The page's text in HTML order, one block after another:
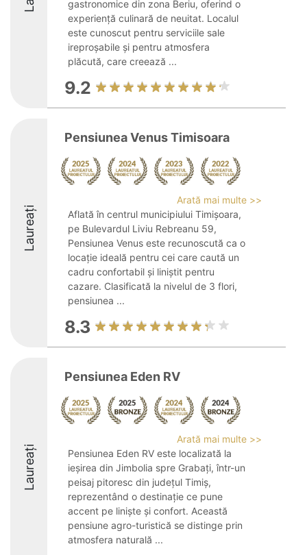
gastronomice din zona Beriu, oferind o
experiență culinară de neuitat. Localul
este cunoscut pentru serviciile sale
ireproșabile și pentru atmosfera
plăcută, care creează ...
9.2
Laureați
Pensiunea Venus Timisoara
Arată mai multe >>
Aflată în centrul municipiului Timișoara,
pe Bulevardul Liviu Rebreanu 59,
Pensiunea Venus este recunoscută ca o
locație ideală pentru cei care caută un
cadru confortabil și liniștit pentru
cazare. Clasificată la nivelul de 3 flori,
pensiunea ...
8.3
Laureați
Pensiunea Eden RV
Arată mai multe >>
Pensiunea Eden RV este localizată la
ieșirea din Jimbolia spre Grabați, într-un
peisaj pitoresc din județul Timiș,
reprezentând o destinație ce pune
accent pe liniște și confort. Această
pensiune agro-turistică se distinge prin
atmosfera naturală ...